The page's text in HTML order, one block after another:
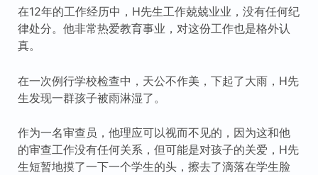
在12年的工作经历中，H先生工作兢兢业业，没有任何纪
律处分。他非常热爱教育事业，对这份工作也是格外认
真。
在一次例行学校检查中，天公不作美，下起了大雨，H先
生发现一群孩子被雨淋湿了。
作为一名审查员，他理应可以视而不见的，因为这和他
的审查工作没有任何关系，但可能是对孩子的关爱，H先
生短暂地摸了一下一个学生的头，擦去了滴落在学生脸